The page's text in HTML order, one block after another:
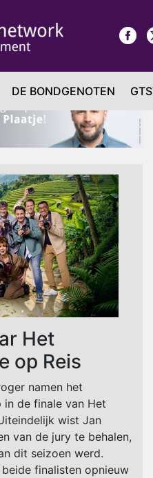
DE BONDGENOTEN
Het
op Reis
namen het
de finale van Het
wist Jan
van de jury te behalen,
dit seizoen werd.
finalisten opnieuw